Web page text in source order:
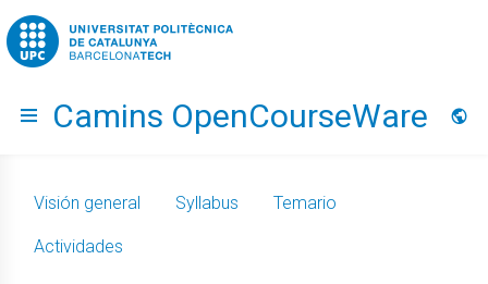
Go to upc.edu
Hide menu
Camins OpenCourseWare
Visión general Syllabus Temario
Actividades